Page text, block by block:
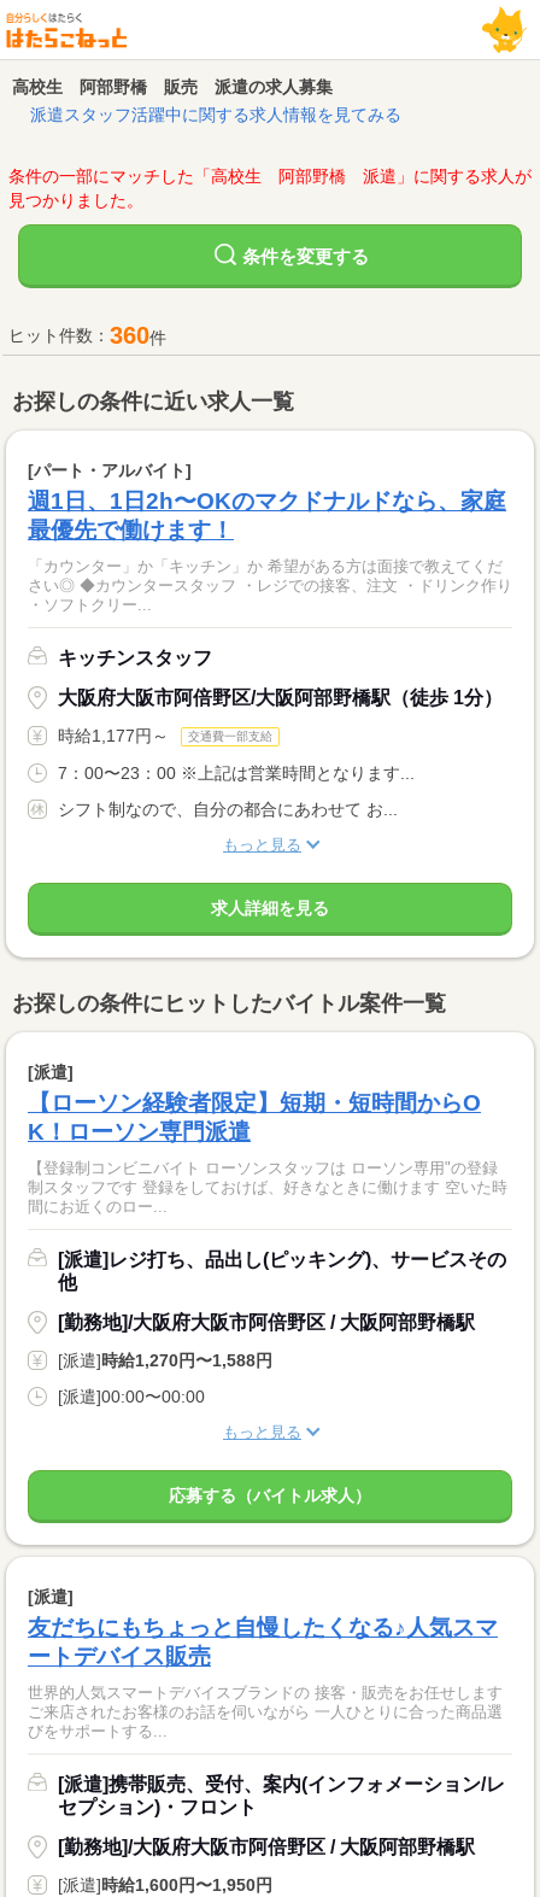
高校生 阿部野橋 販売 派遣の求人募集
派遣スタッフ活躍中に関する求人情報を見てみる
条件の一部にマッチした「高校生 阿部野橋 派遣」に関する求人が
見つかりました。
条件を変更する
ヒット件数： 360件
お探しの条件に近い求人一覧
[パート・アルバイト]
週1日、1日2h〜OKのマクドナルドなら、家庭
最優先で働けます！
「カウンター」か「キッチン」か 希望がある方は面接で教えてくだ
さい◎ ◆カウンタースタッフ ・レジでの接客、注文 ・ドリンク作り
・ソフトクリー...
キッチンスタッフ
大阪府大阪市阿倍野区/大阪阿部野橋駅（徒歩 1分）
時給1,177円～ 交通費一部支給
7：00〜23：00 ※上記は営業時間となります...
シフト制なので、自分の都合にあわせて お...
もっと見る
求人詳細を見る
お探しの条件にヒットしたバイトル案件一覧
[派遣]
【ローソン経験者限定】短期・短時間からO
K！ローソン専門派遣
【登録制コンビニバイト ローソンスタッフは ローソン専用"の登録
制スタッフです 登録をしておけば、好きなときに働けます 空いた時
間にお近くのロー...
[派遣]レジ打ち、品出し(ピッキング)、サービスその
他
[勤務地]/大阪府大阪市阿倍野区 / 大阪阿部野橋駅
[派遣]時給1,270円〜1,588円
[派遣]00:00〜00:00
もっと見る
応募する（バイトル求人）
[派遣]
友だちにもちょっと自慢したくなる♪人気スマ
ートデバイス販売
世界的人気スマートデバイスブランドの 接客・販売をお任せします
ご来店されたお客様のお話を伺いながら 一人ひとりに合った商品選
びをサポートする...
[派遣]携帯販売、受付、案内(インフォメーション/レ
セプション)・フロント
[勤務地]/大阪府大阪市阿倍野区 / 大阪阿部野橋駅
[派遣]時給1,600円〜1,950円